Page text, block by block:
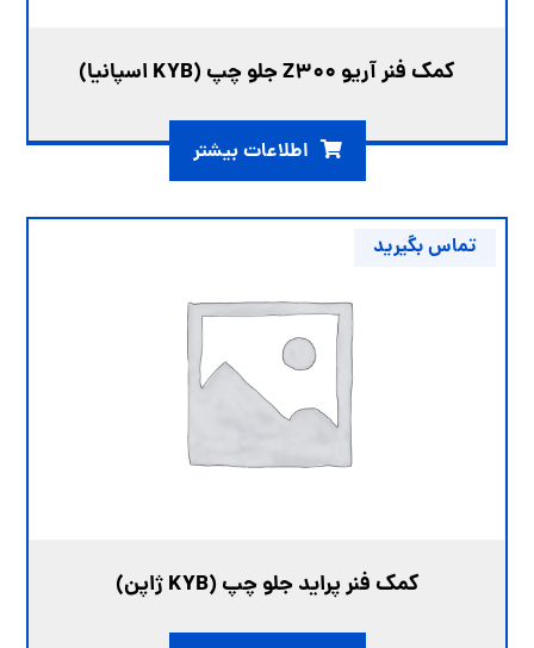
کمک فنر آریو Z300 جلو چپ (KYB اسپانیا)
اطلاعات بیشتر
کمک فنر پراید جلو چپ (KYB ژاپن)
تماس بگیرید